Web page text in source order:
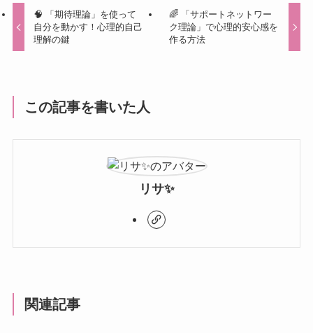
🧠 「期待理論」を使って
自分を動かす！心理的自己
理解の鍵
🌈 「サポートネットワー
ク理論」で心理的安心感を
作る方法
この記事を書いた人
リサ✨
関連記事